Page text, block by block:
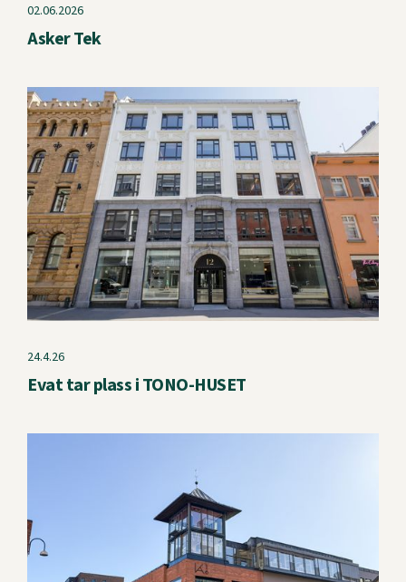
02.06.2026
Asker Tek
24.4.26
Evat tar plass i TONO-HUSET